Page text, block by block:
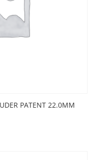
PATENT 22.0MM